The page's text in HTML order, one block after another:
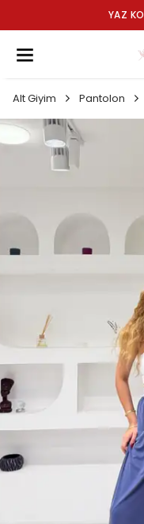
YAZ
Alt Giyim Pantolon